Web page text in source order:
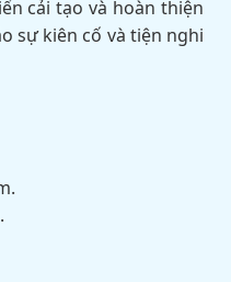
cải tạo và hoàn thiện
sự kiên cố và tiện nghi